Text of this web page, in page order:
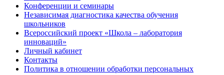
Конференции и семинары
Независимая диагностика качества обучения
школьников
Всероссийский проект «Школа – лаборатория
инноваций»
Личный кабинет
Контакты
Политика в отношении обработки персональных